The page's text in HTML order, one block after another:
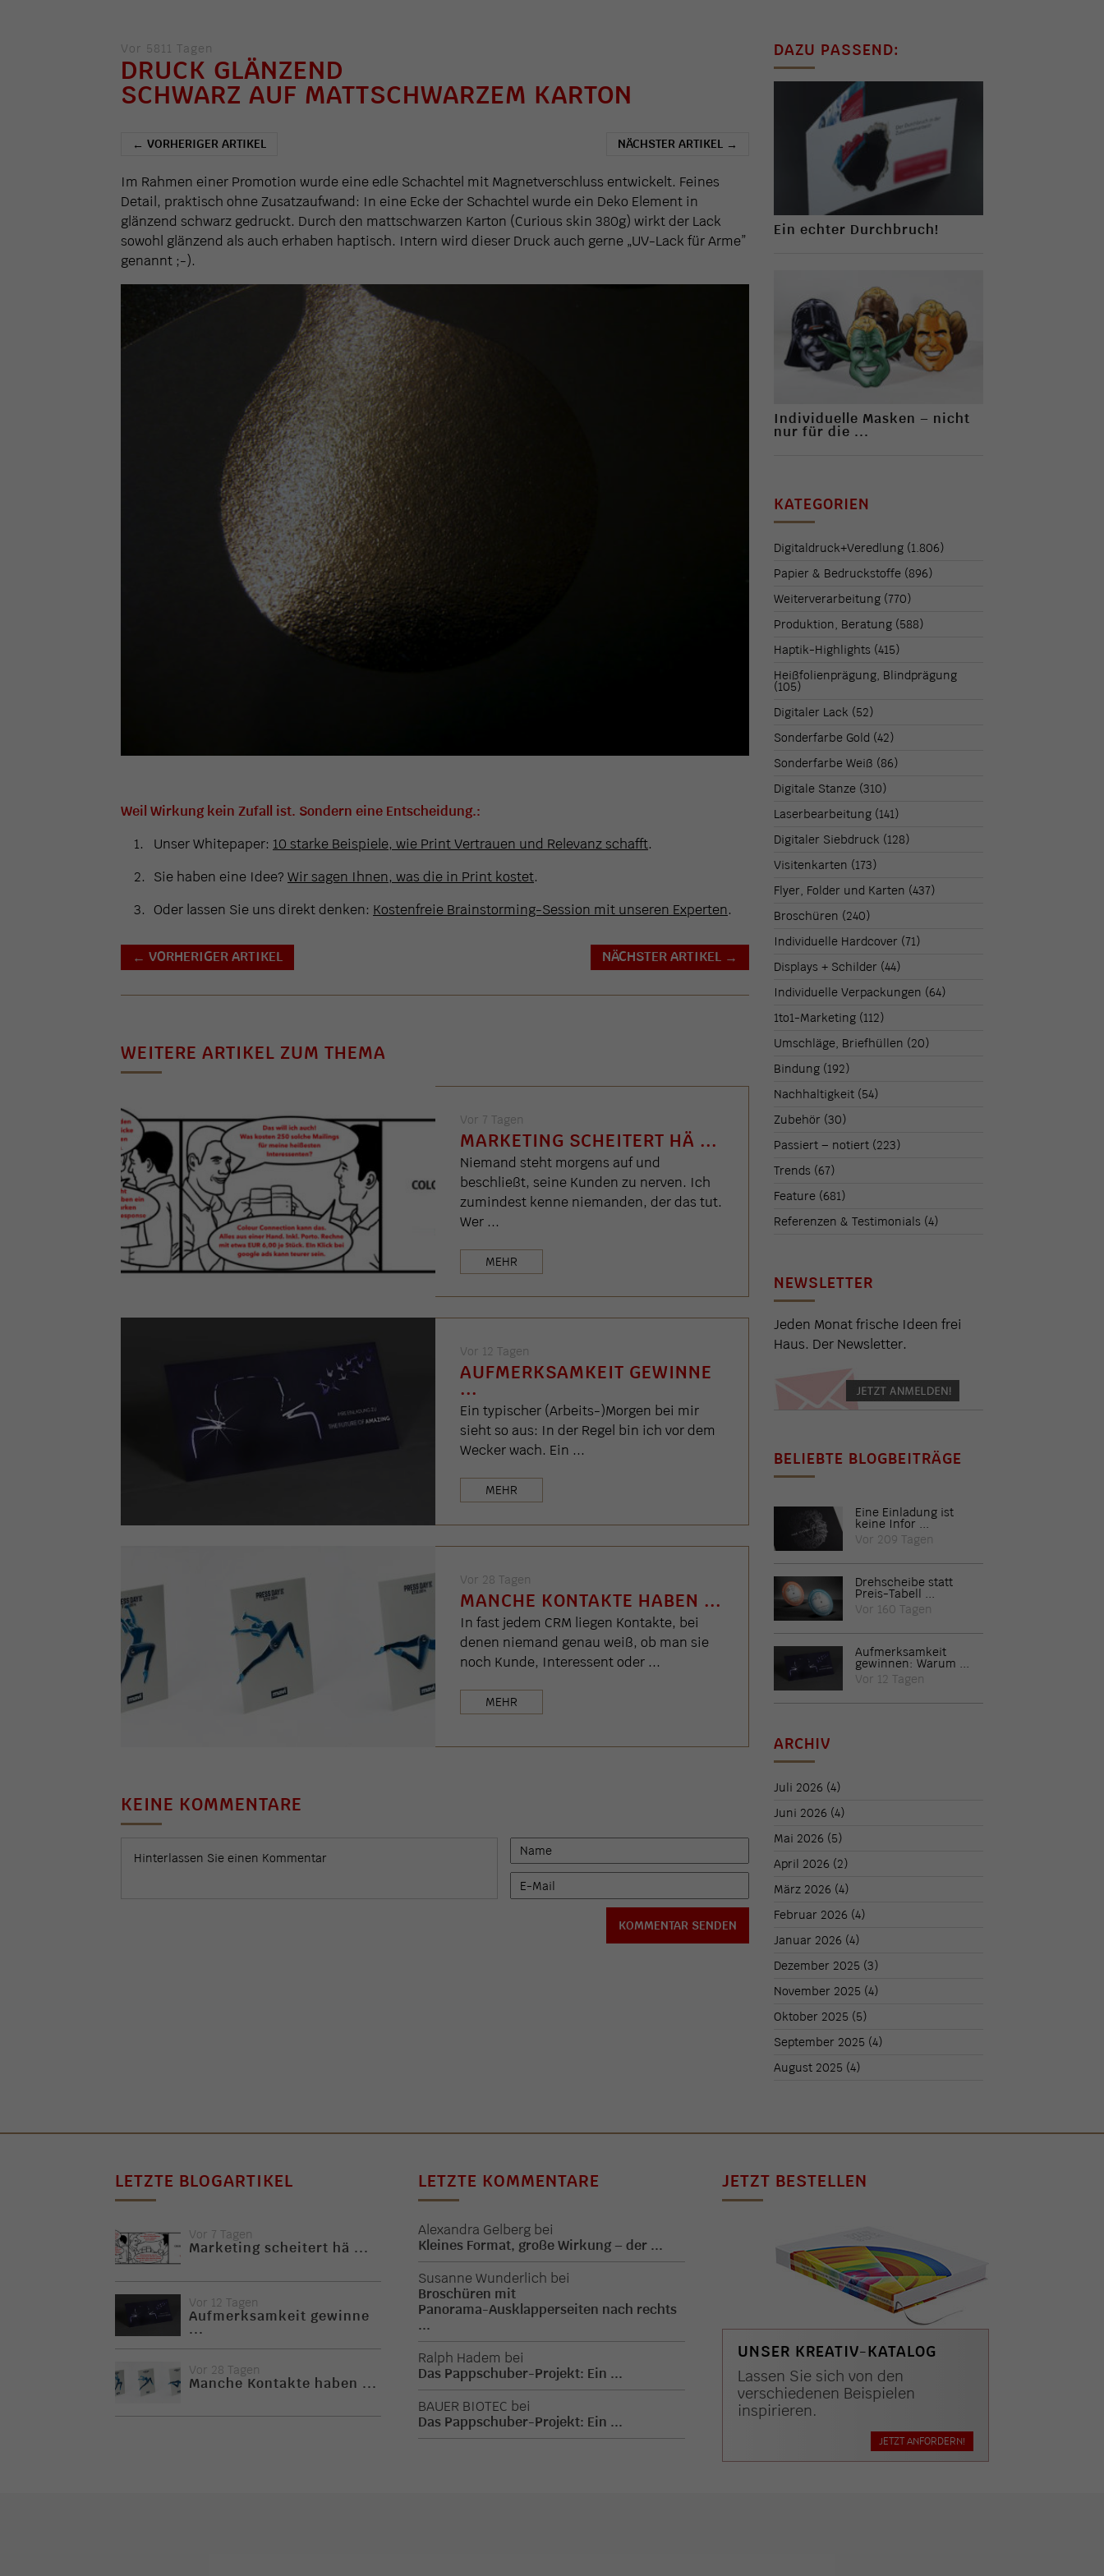
Vor 5811 Tagen
DRUCK GLÄNZEND
SCHWARZ AUF MATTSCHWARZEM KARTON
← VORHERIGER ARTIKEL NÄCHSTER ARTIKEL →
Im Rahmen einer Promotion wurde eine edle Schachtel mit Magnetverschluss entwickelt. Feines
Detail, praktisch ohne Zusatzaufwand: In eine Ecke der Schachtel wurde ein Deko Element in
glänzend schwarz gedruckt. Durch den mattschwarzen Karton (Curious skin 380g) wirkt der Lack
sowohl glänzend als auch erhaben haptisch. Intern wird dieser Druck auch gerne „UV-Lack für Arme”
genannt ;-).
Weil Wirkung kein Zufall ist. Sondern eine Entscheidung.:
Unser Whitepaper: 10 starke Beispiele, wie Print Vertrauen und Relevanz schafft.
Sie haben eine Idee? Wir sagen Ihnen, was die in Print kostet.
Oder lassen Sie uns direkt denken: Kostenfreie Brainstorming-Session mit unseren Experten.
← VORHERIGER ARTIKEL NÄCHSTER ARTIKEL →
WEITERE ARTIKEL ZUM THEMA
Vor 7 Tagen
MARKETING SCHEITERT HÄ ...
Niemand steht morgens auf und
beschließt, seine Kunden zu nerven. Ich
zumindest kenne niemanden, der das tut.
Wer ...
MEHR
Vor 12 Tagen
AUFMERKSAMKEIT GEWINNE
...
Ein typischer (Arbeits-)Morgen bei mir
sieht so aus: In der Regel bin ich vor dem
Wecker wach. Ein ...
MEHR
Vor 28 Tagen
MANCHE KONTAKTE HABEN ...
In fast jedem CRM liegen Kontakte, bei
denen niemand genau weiß, ob man sie
noch Kunde, Interessent oder ...
MEHR
KEINE KOMMENTARE
DAZU PASSEND:
Ein echter Durchbruch!
Individuelle Masken – nicht
nur für die ...
KATEGORIEN
Digitaldruck+Veredlung (1.806)
Papier & Bedruckstoffe (896)
Weiterverarbeitung (770)
Produktion, Beratung (588)
Haptik-Highlights (415)
Heißfolienprägung, Blindprägung
(105)
Digitaler Lack (52)
Sonderfarbe Gold (42)
Sonderfarbe Weiß (86)
Digitale Stanze (310)
Laserbearbeitung (141)
Digitaler Siebdruck (128)
Visitenkarten (173)
Flyer, Folder und Karten (437)
Broschüren (240)
Individuelle Hardcover (71)
Displays + Schilder (44)
Individuelle Verpackungen (64)
1to1-Marketing (112)
Umschläge, Briefhüllen (20)
Bindung (192)
Nachhaltigkeit (54)
Zubehör (30)
Passiert – notiert (223)
Trends (67)
Feature (681)
Referenzen & Testimonials (4)
NEWSLETTER
Jeden Monat frische Ideen frei
Haus. Der Newsletter.
BELIEBTE BLOGBEITRÄGE
Eine Einladung ist
keine Infor ...
Vor 209 Tagen
Drehscheibe statt
Preis-Tabell ...
Vor 160 Tagen
Aufmerksamkeit
gewinnen: Warum ...
Vor 12 Tagen
ARCHIV
Juli 2026 (4)
Juni 2026 (4)
Mai 2026 (5)
April 2026 (2)
März 2026 (4)
Februar 2026 (4)
Januar 2026 (4)
Dezember 2025 (3)
November 2025 (4)
Oktober 2025 (5)
September 2025 (4)
August 2025 (4)
LETZTE BLOGARTIKEL
Vor 7 Tagen
Marketing scheitert hä ...
Vor 12 Tagen
Aufmerksamkeit gewinne
...
Vor 28 Tagen
Manche Kontakte haben ...
LETZTE KOMMENTARE
Alexandra Gelberg bei
Kleines Format, große Wirkung – der ...
Susanne Wunderlich bei
Broschüren mit
Panorama-Ausklapperseiten nach rechts
...
Ralph Hadem bei
Das Pappschuber-Projekt: Ein ...
BAUER BIOTEC bei
Das Pappschuber-Projekt: Ein ...
JETZT BESTELLEN
UNSER KREATIV-KATALOG
Lassen Sie sich von den
verschiedenen Beispielen
inspirieren.
JETZT ANFORDERN!